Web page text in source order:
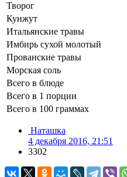
Творог
Кунжут
Итальянские травы
Имбирь сухой молотый
Прованские травы
Морская соль
Всего в блюде
Всего в 1 порции
Всего в 100 граммах
Наташка
4 декабря 2016, 21:51
3302